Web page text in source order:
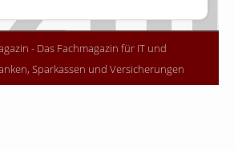
- Das Fachmagazin für IT und
Sparkassen und Versicherungen